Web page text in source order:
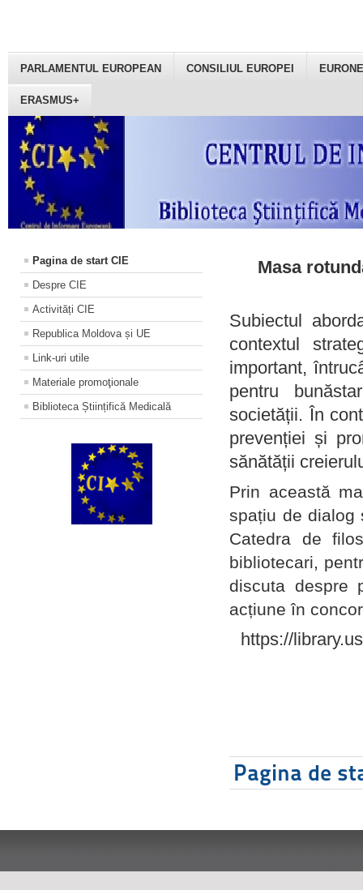
PARLAMENTUL EUROPEAN CONSILIUL EUROPEI
ERASMUS+
Pagina de start CIE
Despre CIE
Activități CIE
Republica Moldova și UE
Link-uri utile
Materiale promoţionale
Biblioteca Științifică Medicală
Masa
Subiectul
contextul
important,
pentru
societății. În
prevenției și
sănătății
Prin această
spațiu de dialog
Catedra de
bibliotecari,
discuta despre
acțiune în
https://
Pagina de